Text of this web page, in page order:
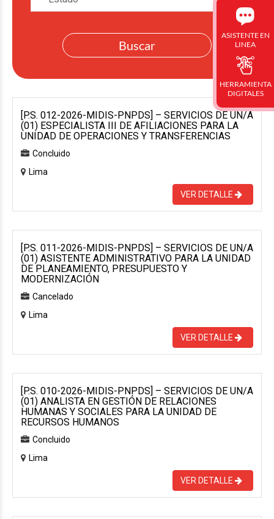
[P.S. 012-2026-MIDIS-PNPDS] – SERVICIOS DE UN/A
(01) ESPECIALISTA III DE AFILIACIONES PARA LA
UNIDAD DE OPERACIONES Y TRANSFERENCIAS
Concluido
Lima
VER DETALLE
[P.S. 011-2026-MIDIS-PNPDS] – SERVICIOS DE UN/A
(01) ASISTENTE ADMINISTRATIVO PARA LA UNIDAD
DE PLANEAMIENTO, PRESUPUESTO Y
MODERNIZACIÓN
Cancelado
Lima
VER DETALLE
[P.S. 010-2026-MIDIS-PNPDS] – SERVICIOS DE UN/A
(01) ANALISTA EN GESTIÓN DE RELACIONES
HUMANAS Y SOCIALES PARA LA UNIDAD DE
RECURSOS HUMANOS
Concluido
Lima
VER DETALLE
ASISTENTE EN
LINEA
HERRAMIENTA
DIGITALES